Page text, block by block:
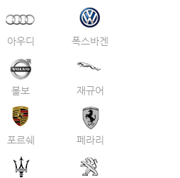
아우디 폭스바겐
볼보 재규어
포르쉐 페라리